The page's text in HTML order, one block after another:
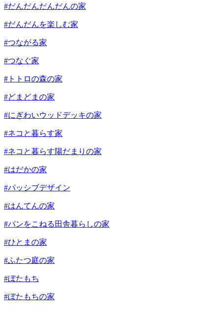
#だんだんだんだんの家
#だんだんを楽しむ家
#つながる家
#つなぐ家
#トトロの森の家
#どまどまの家
#にぎわいウッドデッキの家
#ネコと暮らす家
#ネコと暮らす陽だまりの家
#はだかの家
#パッシブデザイン
#はんてんの家
#パンをこねる田舎暮らしの家
#ひとまの家
#ふたつ庭の家
#ぼたもち
#ぼたもちの家